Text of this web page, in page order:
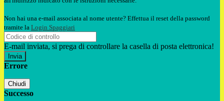
Non hai una e-mail associata al nome utente? Effettua il reset della password
tramite la Login Spaggiari
E-mail inviata, si prega di controllare la casella di posta elettronica!
Errore
Chiudi
Successo